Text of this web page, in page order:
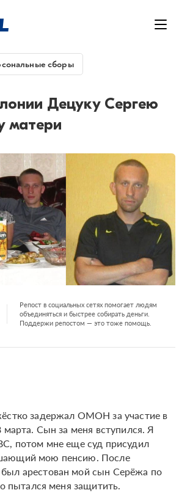
сборы
Децуку Сергею
матери
LinkedInРепост в социальных сетях помогает людям
объединяться и быстрее собирать деньги.
Поддержи репостом — это тоже помощь.
задержал ОМОН за участие в
марта. Сын за меня вступился. Я
потом мне еще суд присудил
мою пенсию. После
арестован мой сын Серёжа по
пытался меня защитить.